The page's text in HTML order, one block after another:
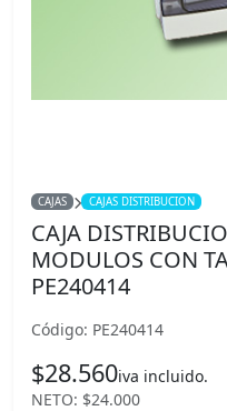
CAJAS CAJAS DISTRIBUCION
CAJA
MODULOS CON
PE240414
Código: PE240414
$28.560iva incluido.
NETO: $24.000